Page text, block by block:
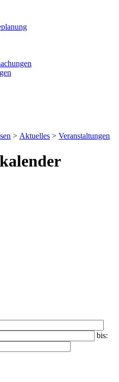
> Aktuelles > Veranstaltungen
bis: